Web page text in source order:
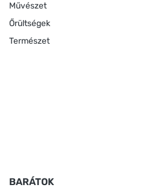
Művészet
Őrültségek
Természet
BARÁTOK